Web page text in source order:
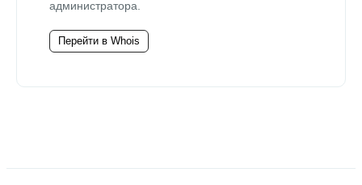
администратора.
Перейти в Whois